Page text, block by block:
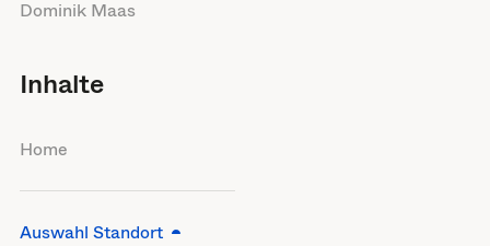
Dominik Maas
Inhalte
Home
Auswahl Standort